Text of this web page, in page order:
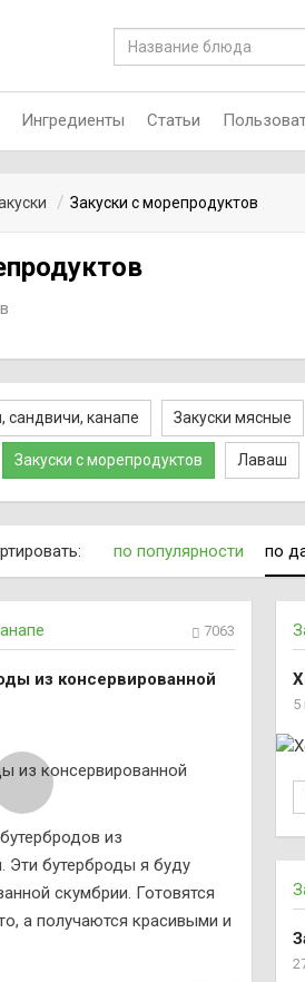
Ингредиенты Статьи
Закуски с морепродуктов
сандвичи, канапе Закуски мясные
Закуски с морепродуктов Лаваш
по популярности по
7063
из консервированной
из
Эти бутерброды я буду
скумбрии. Готовятся
а получаются красивыми и
5